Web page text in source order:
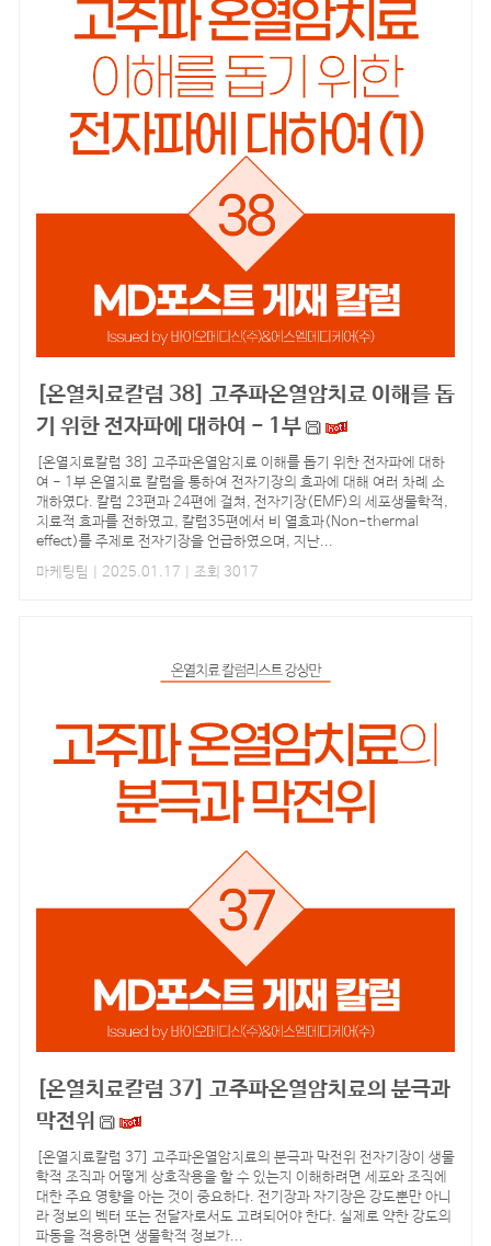
[온열치료칼럼 38] 고주파온열암치료 이해를 돕
기 위한 전자파에 대하여 - 1부
[온열치료칼럼 38] 고주파온열암치료 이해를 돕기 위한 전자파에 대하
여 - 1부 온열치료 칼럼을 통하여 전자기장의 효과에 대해 여러 차례 소
개하였다. 칼럼 23편과 24편에 걸쳐, 전자기장(EMF)의 세포생물학적,
치료적 효과를 전하였고, 칼럼35편에서 비 열효과(Non-thermal
effect)를 주제로 전자기장을 언급하였으며, 지난...
마케팅팀
| 2025.01.17 | 조회 3017
[온열치료칼럼 37] 고주파온열암치료의 분극과
막전위
[온열치료칼럼 37] 고주파온열암치료의 분극과 막전위 전자기장이 생물
학적 조직과 어떻게 상호작용을 할 수 있는지 이해하려면 세포와 조직에
대한 주요 영향을 아는 것이 중요하다. 전기장과 자기장은 강도뿐만 아니
라 정보의 벡터 또는 전달자로서도 고려되어야 한다. 실제로 약한 강도의
파동을 적용하면 생물학적 정보가...